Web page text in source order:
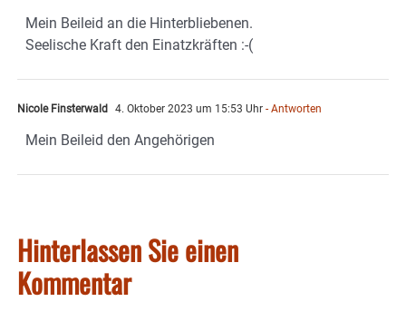
Mein Beileid an die Hinterbliebenen.
Seelische Kraft den Einatzkräften :-(
Nicole Finsterwald 4. Oktober 2023 um 15:53 Uhr - Antworten
Mein Beileid den Angehörigen
Hinterlassen Sie einen
Kommentar